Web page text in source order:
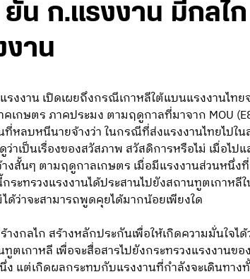
น ก.แรงงาน มีกลไก
าน
งาน เปิดเผยถึงกรณีเกาหลีใต้แบนแรงงานไทย
กษตร ภาคประมง ตามฤดูกาลที่มาจาก MOU
ที่หลบหนีนายจ้างว่า ในกรณีที่ส่งแรงงานไทยไปใ
เป็นเรื่องของสวัสภาพ สวัสดิการหรือไม่ เมื่อไป
นๆ ตามฤดูกาลเกษตร เมื่อมีแรงงานส่วนหนึ่ง
ทรวงแรงงานได้ประสานไปยังสถานทูตเกาหลีใ
ด้ว่าจะสามารถพูดคุยได้มากน้อยเพียงใด
งกลไก สร้างหลักประกันเพื่อให้เกิดความมั่นใจไ
เกาหลี เพื่อจะสื่อสารไปยังกระทรวงแรงงานขอ
แต่เกิดผลกระทบกับแรงงานที่กำลังจะเดินทาง